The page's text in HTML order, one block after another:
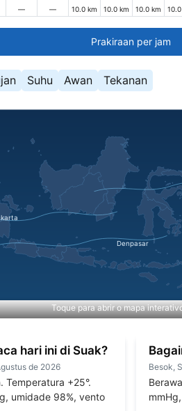
— — 10.0 km 10.0 km 10.0 km
Prakiraan per jam
Suhu Awan Tekanan
Toque para abrir o mapa
hari ini di Suak?
de 2026
Temperatura +25°.
umidade 98%, vento
Besok,